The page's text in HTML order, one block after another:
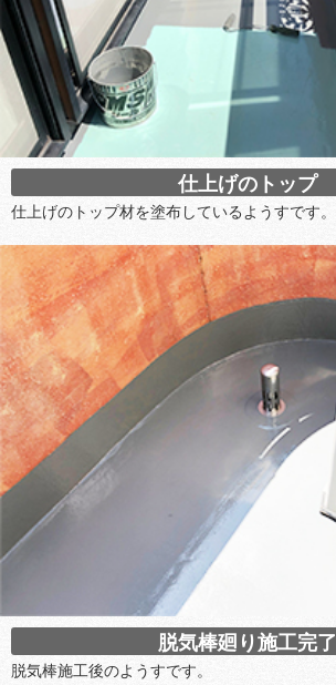
仕上げのトップ
仕上げのトップ材を塗布しているようすです。
脱気棒廻り施工完了
脱気棒施工後のようすです。